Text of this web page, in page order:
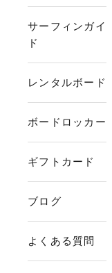
サーフィンガイ
ド
レンタルボード
ボードロッカー
ギフトカード
ブログ
よくある質問